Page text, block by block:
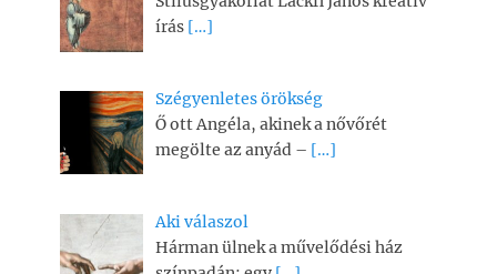
írás […]
Szégyenletes örökség
Ő ott Angéla, akinek a nővőrét
megölte az anyád – […]
Aki válaszol
Hárman ülnek a művelődési ház